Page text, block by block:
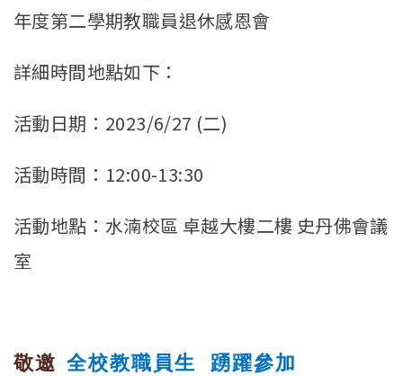
年度第二學期教職員退休感恩會
詳細時間地點如下：
活動日期：2023/6/27 (二)
活動時間：12:00-13:30
活動地點：水湳校區 卓越大樓二樓 史丹佛會議
室
敬邀 全校教職員生 踴躍參加